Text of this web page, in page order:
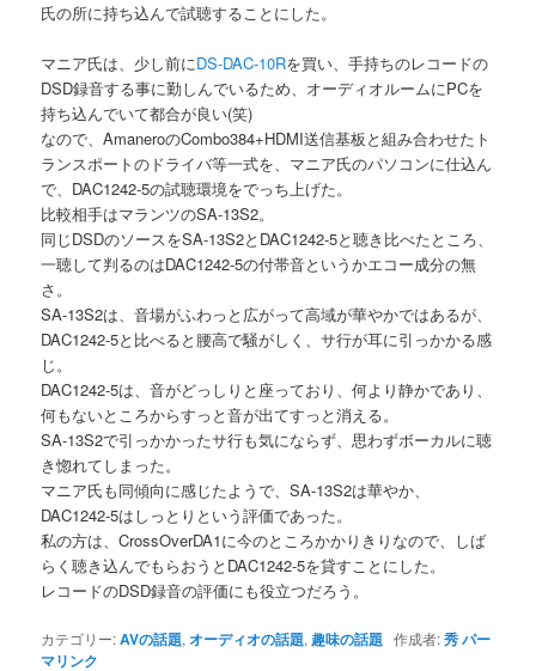
氏の所に持ち込んで試聴することにした。
マニア氏は、少し前にDS-DAC-10Rを買い、手持ちのレコードの
DSD録音する事に勤しんでいるため、オーディオルームにPCを
持ち込んでいて都合が良い(笑)
なので、AmaneroのCombo384+HDMI送信基板と組み合わせたト
ランスポートのドライバ等一式を、マニア氏のパソコンに仕込ん
で、DAC1242-5の試聴環境をでっち上げた。
比較相手はマランツのSA-13S2。
同じDSDのソースをSA-13S2とDAC1242-5と聴き比べたところ、
一聴して判るのはDAC1242-5の付帯音というかエコー成分の無
さ。
SA-13S2は、音場がふわっと広がって高域が華やかではあるが、
DAC1242-5と比べると腰高で騒がしく、サ行が耳に引っかかる感
じ。
DAC1242-5は、音がどっしりと座っており、何より静かであり、
何もないところからすっと音が出てすっと消える。
SA-13S2で引っかかったサ行も気にならず、思わずボーカルに聴
き惚れてしまった。
マニア氏も同傾向に感じたようで、SA-13S2は華やか、
DAC1242-5はしっとりという評価であった。
私の方は、CrossOverDA1に今のところかかりきりなので、しば
らく聴き込んでもらおうとDAC1242-5を貸すことにした。
レコードのDSD録音の評価にも役立つだろう。
カテゴリー:AVの話題,オーディオの話題,趣味の話題 作成者:秀パー
マリンク